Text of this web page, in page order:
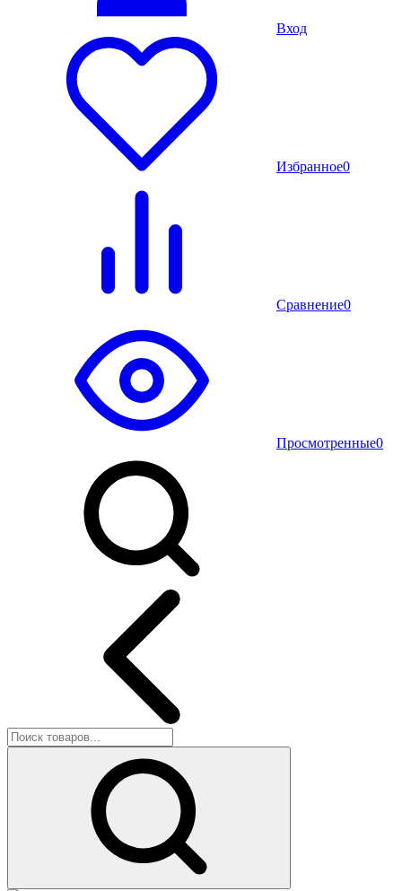
Вход
Избранное0
Сравнение0
Просмотренные0